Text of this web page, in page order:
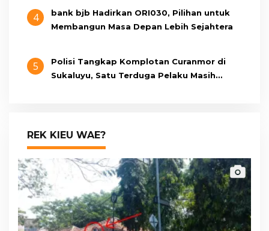
4
bank bjb Hadirkan ORI030, Pilihan untuk
Membangun Masa Depan Lebih Sejahtera
5
Polisi Tangkap Komplotan Curanmor di
Sukaluyu, Satu Terduga Pelaku Masih
REK KIEU WAE?